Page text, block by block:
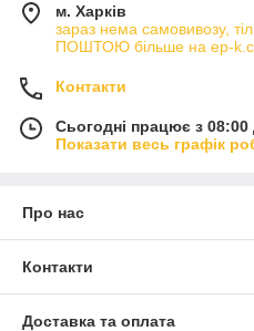
м. Харків
зараз нема самовивозу,
ПОШТОЮ більше на ep-
Контакти
Сьогодні працює з 08:00
Показати весь графік
Про нас
Контакти
Доставка та оплата